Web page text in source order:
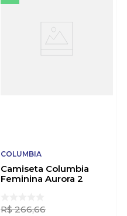
COLUMBIA
Camiseta Columbia
Feminina Aurora 2
R$ 266,66